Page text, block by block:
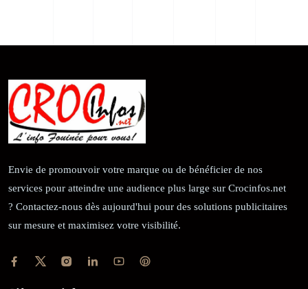
Envie de promouvoir votre marque ou de bénéficier de nos
services pour atteindre une audience plus large sur Crocinfos.net
? Contactez-nous dès aujourd'hui pour des solutions publicitaires
sur mesure et maximisez votre visibilité.